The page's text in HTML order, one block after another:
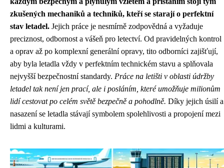
zkušených mechaniků a techniků, kteří se starají o perfektní
stav letadel. Jejich práce je nesmírně zodpovědná a vyžaduje
preciznost, odbornost a vášeň pro letectví. Od pravidelných kontrol
a oprav až po komplexní generální opravy, tito odborníci zajišťují,
aby byla letadla vždy v perfektním technickém stavu a splňovala
nejvyšší bezpečnostní standardy. Práce na letišti v oblasti údržby
letadel tak není jen prací, ale i posláním, které umožňuje milionům
lidí cestovat po celém světě bezpečně a pohodlně. Díky jejich úsilí a
nasazení se letadla stávají symbolem spolehlivosti a propojení mezi
lidmi a kulturami.